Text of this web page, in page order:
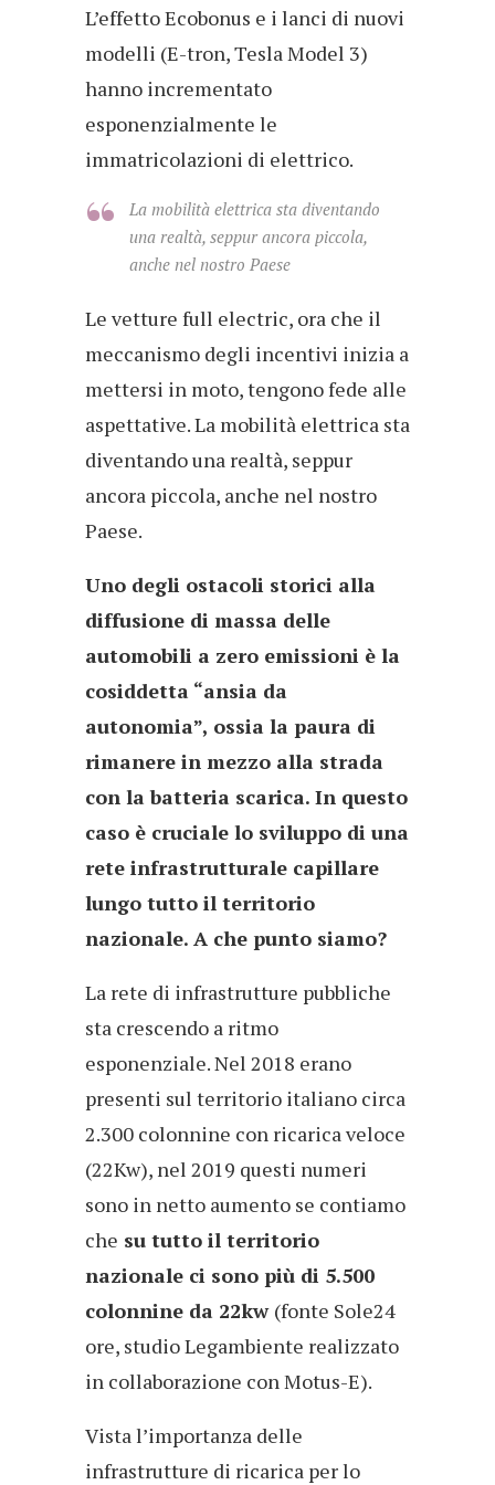
L’effetto Ecobonus e i lanci di nuovi
modelli (E-tron, Tesla Model 3)
hanno incrementato
esponenzialmente le
immatricolazioni di elettrico.
La mobilità elettrica sta diventando
una realtà, seppur ancora piccola,
anche nel nostro Paese
Le vetture full electric, ora che il
meccanismo degli incentivi inizia a
mettersi in moto, tengono fede alle
aspettative. La mobilità elettrica sta
diventando una realtà, seppur
ancora piccola, anche nel nostro
Paese.
Uno degli ostacoli storici alla
diffusione di massa delle
automobili a zero emissioni è la
cosiddetta “ansia da
autonomia”, ossia la paura di
rimanere in mezzo alla strada
con la batteria scarica. In questo
caso è cruciale lo sviluppo di una
rete infrastrutturale capillare
lungo tutto il territorio
nazionale. A che punto siamo?
La rete di infrastrutture pubbliche
sta crescendo a ritmo
esponenziale. Nel 2018 erano
presenti sul territorio italiano circa
2.300 colonnine con ricarica veloce
(22Kw), nel 2019 questi numeri
sono in netto aumento se contiamo
che su tutto il territorio
nazionale ci sono più di 5.500
colonnine da 22kw (fonte Sole24
ore, studio Legambiente realizzato
in collaborazione con Motus-E).
Vista l’importanza delle
infrastrutture di ricarica per lo